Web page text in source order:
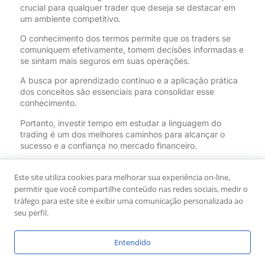
crucial para qualquer trader que deseja se destacar em
um ambiente competitivo.
O conhecimento dos termos permite que os traders se
comuniquem efetivamente, tomem decisões informadas e
se sintam mais seguros em suas operações.
A busca por aprendizado contínuo e a aplicação prática
dos conceitos são essenciais para consolidar esse
conhecimento.
Portanto, investir tempo em estudar a linguagem do
trading é um dos melhores caminhos para alcançar o
sucesso e a confiança no mercado financeiro.
ELDER, Alexander. Trading for a Living. New York: Wiley,
1993.
AZIZ, Andrew. How to Day Trade for a Living.
LOGUE, Ann C. Day Trading for Dummies. Wiley
Publishing, 2013.
Este site utiliza cookies para melhorar sua experiência on-line,
permitir que você compartilhe conteúdo nas redes sociais, medir o
tráfego para este site e exibir uma comunicação personalizada ao
seu perfil.
Entendido